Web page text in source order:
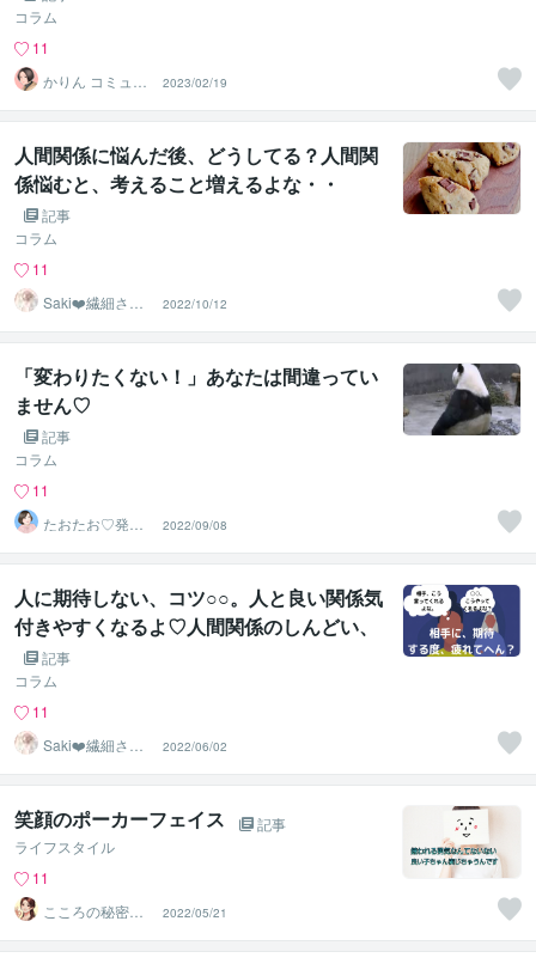
コラム
11
かりん コミュ障
改善講師
2023/02/19
人間関係に悩んだ後、どうしてる？人間関
係悩むと、考えること増えるよな・・
記事
コラム
11
Saki❤️繊細さん
のハッピーサポ
ーター
2022/10/12
「変わりたくない！」あなたは間違ってい
ません♡
記事
コラム
11
たおたお♡発達
障がいカウンセ
ラー
2022/09/08
人に期待しない、コツ○○。人と良い関係気
付きやすくなるよ♡人間関係のしんどい、
悩みってつきひんよねー。
記事
コラム
11
Saki❤️繊細さん
のハッピーサポ
ーター
2022/06/02
笑顔のポーカーフェイス
記事
ライフスタイル
11
こころの秘密基
地☆Shuurei
2022/05/21